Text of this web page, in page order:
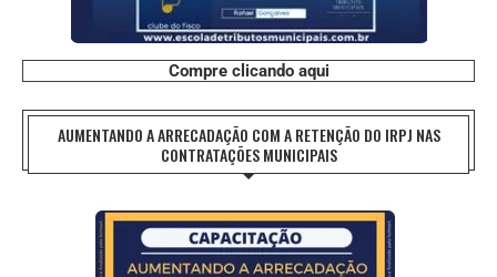
Compre clicando aqui
AUMENTANDO A ARRECADAÇÃO COM A RETENÇÃO DO IRPJ NAS
CONTRATAÇÕES MUNICIPAIS